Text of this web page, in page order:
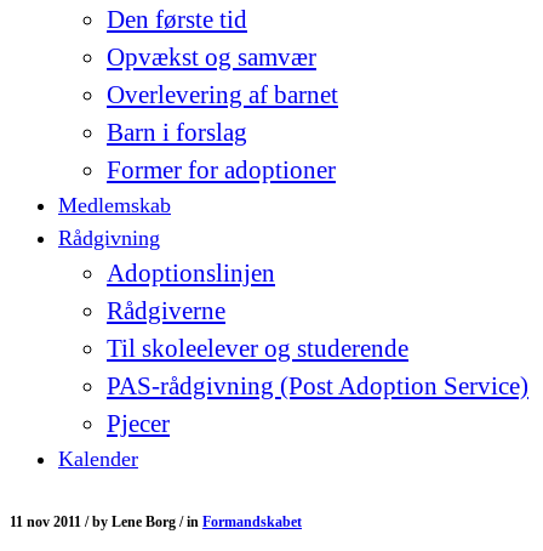
Den første tid
Opvækst og samvær
Overlevering af barnet
Barn i forslag
Former for adoptioner
Medlemskab
Rådgivning
Adoptionslinjen
Rådgiverne
Til skoleelever og studerende
PAS-rådgivning (Post Adoption Service)
Pjecer
Kalender
11 nov 2011 /by Lene Borg /in Formandskabet